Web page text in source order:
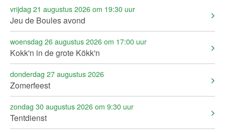
vrijdag 21 augustus 2026 om 19:30 uur
Jeu de Boules avond
woensdag 26 augustus 2026 om 17:00 uur
Kokk'n in de grote Kökk'n
donderdag 27 augustus 2026
Zomerfeest
zondag 30 augustus 2026 om 9:30 uur
Tentdienst